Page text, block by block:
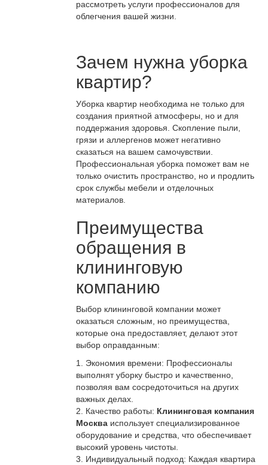
рассмотреть услуги профессионалов для
облегчения вашей жизни.
Зачем нужна уборка
квартир?
Уборка квартир необходима не только для
создания приятной атмосферы, но и для
поддержания здоровья. Скопление пыли,
грязи и аллергенов может негативно
сказаться на вашем самочувствии.
Профессиональная уборка поможет вам не
только очистить пространство, но и продлить
срок службы мебели и отделочных
материалов.
Преимущества
обращения в
клининговую
компанию
Выбор клининговой компании может
оказаться сложным, но преимущества,
которые она предоставляет, делают этот
выбор оправданным:
1. Экономия времени: Профессионалы
выполнят уборку быстро и качественно,
позволяя вам сосредоточиться на других
важных делах.
2. Качество работы: Клининговая компания
Москва использует специализированное
оборудование и средства, что обеспечивает
высокий уровень чистоты.
3. Индивидуальный подход: Каждая квартира